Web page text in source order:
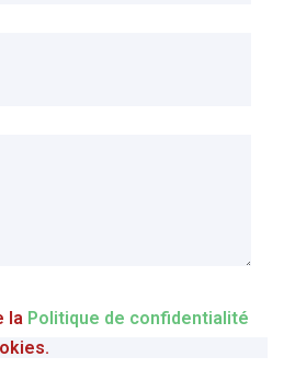
la Politique de confidentialité